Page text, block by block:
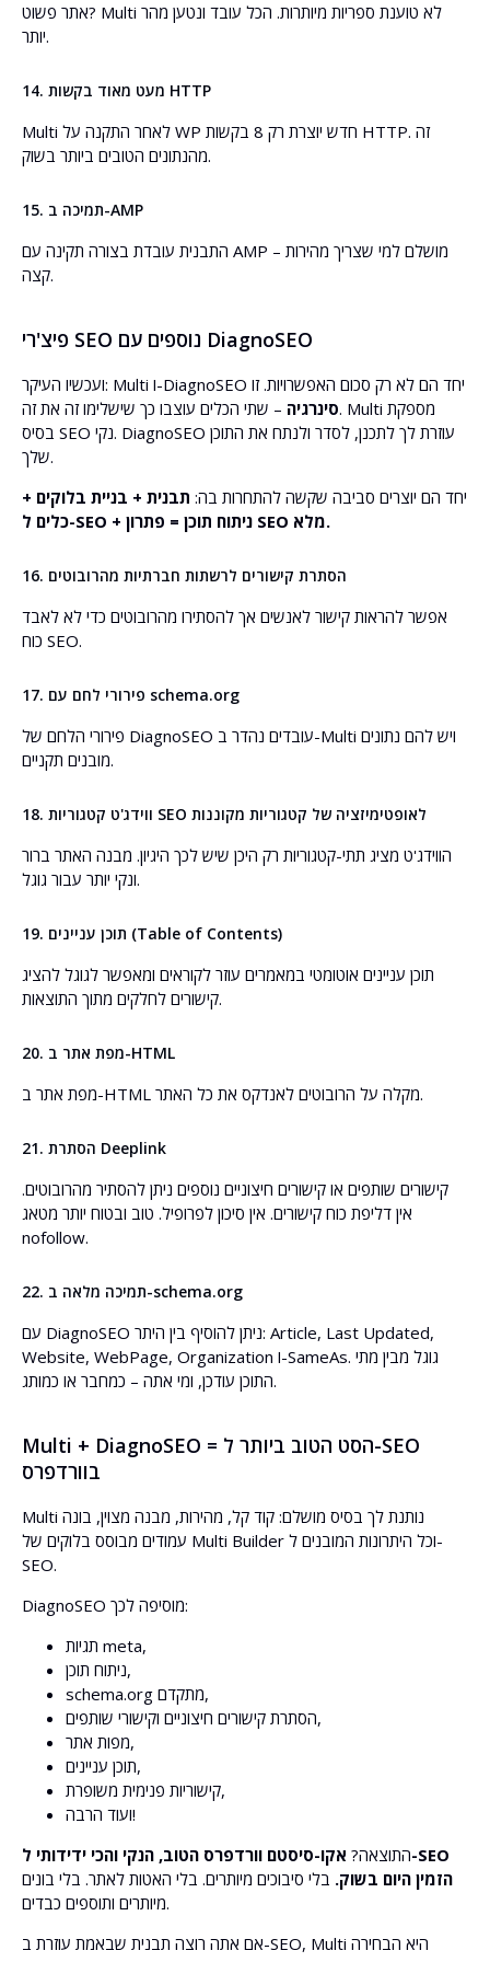
אתר פשוט? Multi לא טוענת ספריות מיותרות. הכל עובד ונטען מהר
יותר.
14. מעט מאוד בקשות HTTP
Multi לאחר התקנה על WP חדש יוצרת רק 8 בקשות HTTP. זה
מהנתונים הטובים ביותר בשוק.
15. תמיכה ב-AMP
התבנית עובדת בצורה תקינה עם AMP – מושלם למי שצריך מהירות
קצה.
פיצ'רי SEO נוספים עם DiagnoSEO
ועכשיו העיקר: Multi ו-DiagnoSEO יחד הם לא רק סכום האפשרויות. זו
סינרגיה – שתי הכלים עוצבו כך שישלימו זה את זה. Multi מספקת
בסיס SEO נקי. DiagnoSEO עוזרת לך לתכנן, לסדר ולנתח את התוכן
שלך.
יחד הם יוצרים סביבה שקשה להתחרות בה: תבנית + בניית בלוקים +
כלים ל-SEO + ניתוח תוכן = פתרון SEO מלא.
16. הסתרת קישורים לרשתות חברתיות מהרובוטים
אפשר להראות קישור לאנשים אך להסתירו מהרובוטים כדי לא לאבד
כוח SEO.
17. פירורי לחם עם schema.org
פירורי הלחם של DiagnoSEO עובדים נהדר ב-Multi ויש להם נתונים
מובנים תקניים.
18. ווידג'ט קטגוריות SEO לאופטימיזציה של קטגוריות מקוננות
הווידג'ט מציג תתי-קטגוריות רק היכן שיש לכך היגיון. מבנה האתר ברור
ונקי יותר עבור גוגל.
19. תוכן עניינים (Table of Contents)
תוכן עניינים אוטומטי במאמרים עוזר לקוראים ומאפשר לגוגל להציג
קישורים לחלקים מתוך התוצאות.
20. מפת אתר ב-HTML
מפת אתר ב-HTML מקלה על הרובוטים לאנדקס את כל האתר.
21. הסתרת Deeplink
קישורים שותפים או קישורים חיצוניים נוספים ניתן להסתיר מהרובוטים.
אין דליפת כוח קישורים. אין סיכון לפרופיל. טוב ובטוח יותר מטאג
nofollow.
22. תמיכה מלאה ב-schema.org
עם DiagnoSEO ניתן להוסיף בין היתר: Article, Last Updated,
Website, WebPage, Organization ו-SameAs. גוגל מבין מתי
התוכן עודכן, ומי אתה – כמחבר או כמותג.
Multi + DiagnoSEO = הסט הטוב ביותר ל-SEO
בוורדפרס
Multi נותנת לך בסיס מושלם: קוד קל, מהירות, מבנה מצוין, בונה
עמודים מבוסס בלוקים של Multi Builder וכל היתרונות המובנים ל-
SEO.
DiagnoSEO מוסיפה לכך:
תגיות meta,
ניתוח תוכן,
schema.org מתקדם,
הסתרת קישורים חיצוניים וקישורי שותפים,
מפות אתר,
תוכן עניינים,
קישוריות פנימית משופרת,
ועוד הרבה!
התוצאה? אקו-סיסטם וורדפרס הטוב, הנקי והכי ידידותי ל-SEO
הזמין היום בשוק. בלי סיבוכים מיותרים. בלי האטות לאתר. בלי בונים
מיותרים ותוספים כבדים.
אם אתה רוצה תבנית שבאמת עוזרת ב-SEO, Multi היא הבחירה